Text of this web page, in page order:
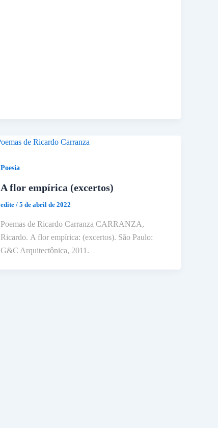
Poesia
A flor empírica (excertos)
edite/5 de abril de 2022
Poemas de Ricardo Carranza CARRANZA,
Ricardo. A flor empírica: (excertos). São Paulo:
G&C Arquitectônica, 2011.